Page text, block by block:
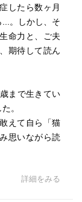
したら数ヶ月
。しかし、そ
命力と、ご夫
期待して読ん
まで生きてい
。
えて自ら「猫
思いながら読
詳細をみる